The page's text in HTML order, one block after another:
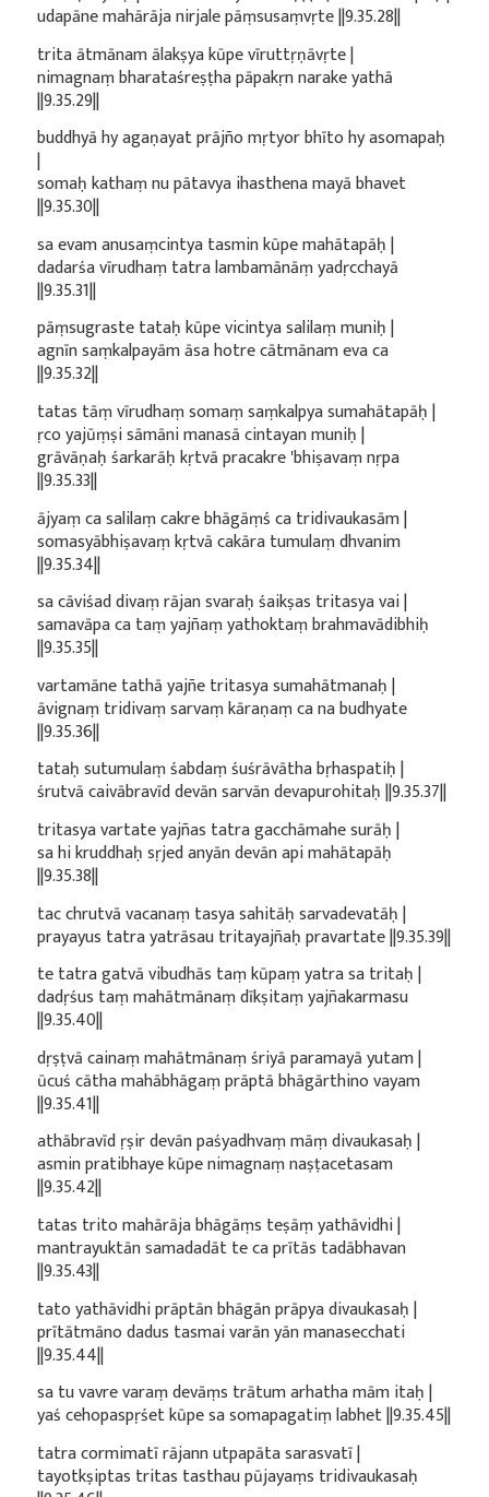
udapāne mahārāja nirjale pāṃsusaṃvṛte ||9.35.28||
trita ātmānam ālakṣya kūpe vīruttṛṇāvṛte |
nimagnaṃ bharataśreṣṭha pāpakṛn narake yathā
||9.35.29||
buddhyā hy agaṇayat prājño mṛtyor bhīto hy asomapaḥ
|
somaḥ kathaṃ nu pātavya ihasthena mayā bhavet
||9.35.30||
sa evam anusaṃcintya tasmin kūpe mahātapāḥ |
dadarśa vīrudhaṃ tatra lambamānāṃ yadṛcchayā
||9.35.31||
pāṃsugraste tataḥ kūpe vicintya salilaṃ muniḥ |
agnīn saṃkalpayām āsa hotre cātmānam eva ca
||9.35.32||
tatas tāṃ vīrudhaṃ somaṃ saṃkalpya sumahātapāḥ |
ṛco yajūṃṣi sāmāni manasā cintayan muniḥ |
grāvāṇaḥ śarkarāḥ kṛtvā pracakre 'bhiṣavaṃ nṛpa
||9.35.33||
ājyaṃ ca salilaṃ cakre bhāgāṃś ca tridivaukasām |
somasyābhiṣavaṃ kṛtvā cakāra tumulaṃ dhvanim
||9.35.34||
sa cāviśad divaṃ rājan svaraḥ śaikṣas tritasya vai |
samavāpa ca taṃ yajñaṃ yathoktaṃ brahmavādibhiḥ
||9.35.35||
vartamāne tathā yajñe tritasya sumahātmanaḥ |
āvignaṃ tridivaṃ sarvaṃ kāraṇaṃ ca na budhyate
||9.35.36||
tataḥ sutumulaṃ śabdaṃ śuśrāvātha bṛhaspatiḥ |
śrutvā caivābravīd devān sarvān devapurohitaḥ ||9.35.37||
tritasya vartate yajñas tatra gacchāmahe surāḥ |
sa hi kruddhaḥ sṛjed anyān devān api mahātapāḥ
||9.35.38||
tac chrutvā vacanaṃ tasya sahitāḥ sarvadevatāḥ |
prayayus tatra yatrāsau tritayajñaḥ pravartate ||9.35.39||
te tatra gatvā vibudhās taṃ kūpaṃ yatra sa tritaḥ |
dadṛśus taṃ mahātmānaṃ dīkṣitaṃ yajñakarmasu
||9.35.40||
dṛṣṭvā cainaṃ mahātmānaṃ śriyā paramayā yutam |
ūcuś cātha mahābhāgaṃ prāptā bhāgārthino vayam
||9.35.41||
athābravīd ṛṣir devān paśyadhvaṃ māṃ divaukasaḥ |
asmin pratibhaye kūpe nimagnaṃ naṣṭacetasam
||9.35.42||
tatas trito mahārāja bhāgāṃs teṣāṃ yathāvidhi |
mantrayuktān samadadāt te ca prītās tadābhavan
||9.35.43||
tato yathāvidhi prāptān bhāgān prāpya divaukasaḥ |
prītātmāno dadus tasmai varān yān manasecchati
||9.35.44||
sa tu vavre varaṃ devāṃs trātum arhatha mām itaḥ |
yaś cehopaspṛśet kūpe sa somapagatiṃ labhet ||9.35.45||
tatra cormimatī rājann utpapāta sarasvatī |
tayotkṣiptas tritas tasthau pūjayaṃs tridivaukasaḥ